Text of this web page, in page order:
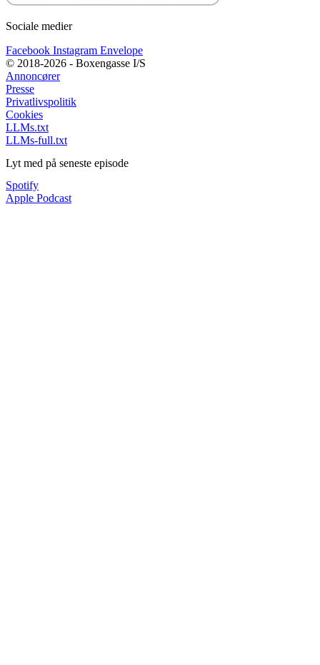
Sociale medier
Facebook Instagram Envelope
© 2018-2026 - Boxengasse I/S
Annoncører
Presse
Privatlivspolitik
Cookies
LLMs.txt
LLMs-full.txt
Lyt med på seneste episode
Spotify
Apple Podcast